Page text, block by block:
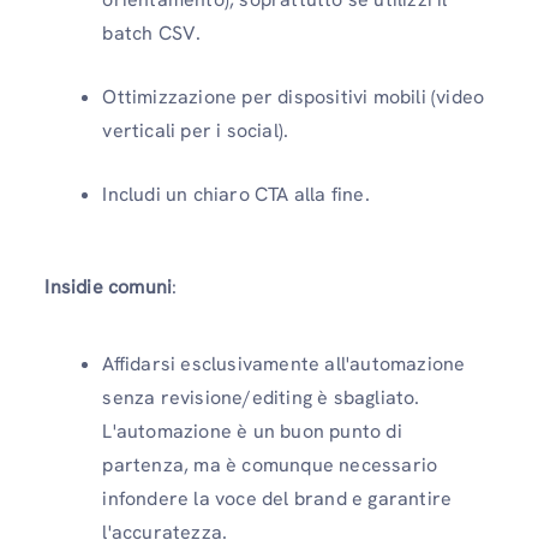
batch CSV.
Ottimizzazione per dispositivi mobili (video
verticali per i social).
Includi un chiaro CTA alla fine.
Insidie ​​comuni:
Affidarsi esclusivamente all'automazione
senza revisione/editing è sbagliato.
L'automazione è un buon punto di
partenza, ma è comunque necessario
infondere la voce del brand e garantire
l'accuratezza.